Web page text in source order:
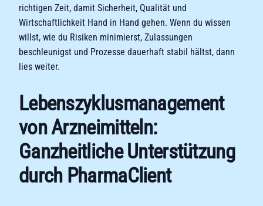
richtigen Zeit, damit Sicherheit, Qualität und
Wirtschaftlichkeit Hand in Hand gehen. Wenn du wissen
willst, wie du Risiken minimierst, Zulassungen
beschleunigst und Prozesse dauerhaft stabil hältst, dann
lies weiter.
Lebenszyklusmanagement
von Arzneimitteln:
Ganzheitliche Unterstützung
durch PharmaClient